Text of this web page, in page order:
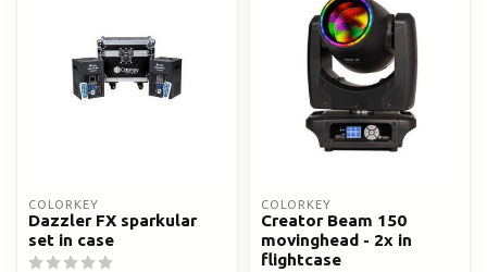
COLORKEY
Dazzler FX sparkular
set in case
COLORKEY
Creator Beam 150
movinghead - 2x in
flightcase